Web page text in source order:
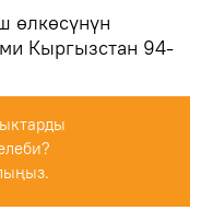
өлкөсүнүн
Кыргызстан 94-